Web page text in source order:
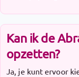
Kan ik de
opzetten?
Ja, je kunt ervoor